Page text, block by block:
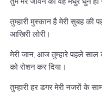
तुम्हारी मुस्कान है मेरी सुबह की
आखिरी लोरी।
मेरी जान, आज तुम्हारे पहले साल
को रोशन कर दिया।
तुम्हारी हर डगर मेरी नजरों के